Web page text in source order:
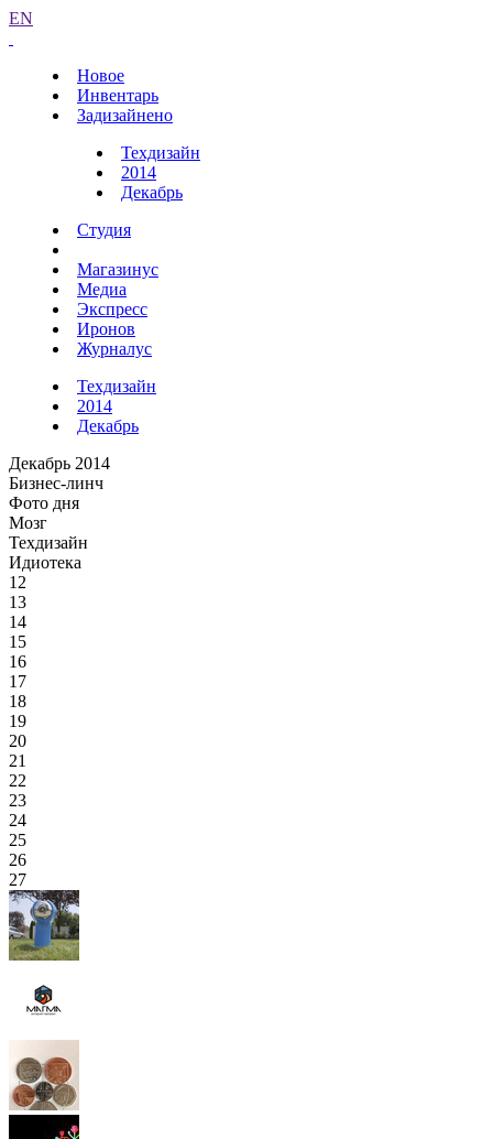
EN
Новое
Инвентарь
Задизайнено
Техдизайн
2014
Декабрь
Студия
Магазинус
Медиа
Экспресс
Иронов
Журналус
Техдизайн
2014
Декабрь
Декабрь 2014
Бизнес-линч
Фото дня
Мозг
Техдизайн
Идиотека
12
13
14
15
16
17
18
19
20
21
22
23
24
25
26
27